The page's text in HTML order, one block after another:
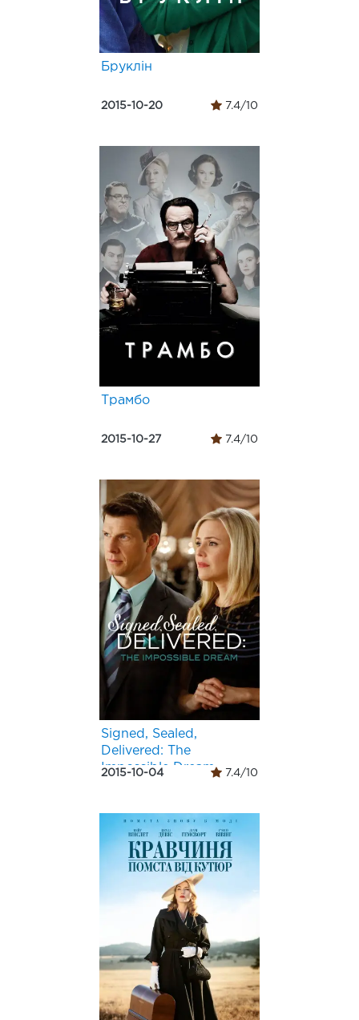
Бруклін
2015-10-20 7.4/10
Трамбо
2015-10-27 7.4/10
Signed, Sealed,
Delivered: The
Impossible Dream
2015-10-04 7.4/10